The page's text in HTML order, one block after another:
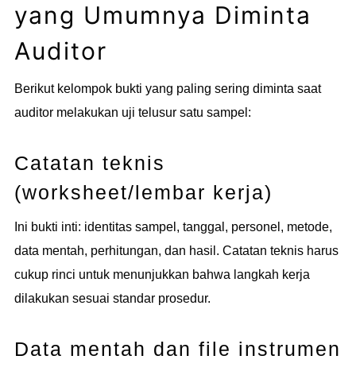
yang Umumnya Diminta
Auditor
Berikut kelompok bukti yang paling sering diminta saat
auditor melakukan uji telusur satu sampel:
Catatan teknis
(worksheet/lembar kerja)
Ini bukti inti: identitas sampel, tanggal, personel, metode,
data mentah, perhitungan, dan hasil. Catatan teknis harus
cukup rinci untuk menunjukkan bahwa langkah kerja
dilakukan sesuai standar prosedur.
Data mentah dan file instrumen